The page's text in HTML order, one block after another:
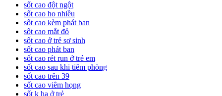
sốt cao đột ngột
sốt cao ho nhiều
sốt cao kèm phát ban
sốt cao mắt đỏ
sốt cao ở trẻ sơ sinh
sốt cao phát ban
sốt cao rét run ở trẻ em
sốt cao sau khi tiêm phòng
sốt cao trên 39
sốt cao viêm họng
sốt k hạ ở trẻ